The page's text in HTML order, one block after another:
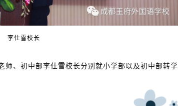
李仕雪校长
师、初中部李仕雪校长分别就小学部以及初中部转学